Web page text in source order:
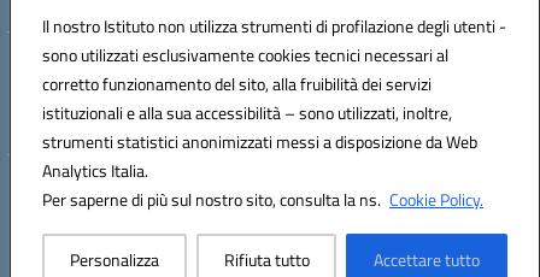
Il nostro Istituto non utilizza strumenti di profilazione degli utenti -
sono utilizzati esclusivamente cookies tecnici necessari al
corretto funzionamento del sito, alla fruibilità dei servizi
istituzionali e alla sua accessibilità – sono utilizzati, inoltre,
strumenti statistici anonimizzati messi a disposizione da Web
Analytics Italia.
Per saperne di più sul nostro sito, consulta la ns. Cookie Policy.
Personalizza Rifiuta tutto Accettare tutto
Via Luna e Sole, 44 07100, Sassari - Tel 079293287 - Fax 0793764116
- Mail: ssvc010009@istruzione.it - PEC: ssvc010009@pec.istruzione.it
- C.F. / P.IVA Convitto 80000150906 - C.F. Scuole 92073300904
Hosting & Powered by 3D Solution S.r.l.
Concept & Design by Designers Italia